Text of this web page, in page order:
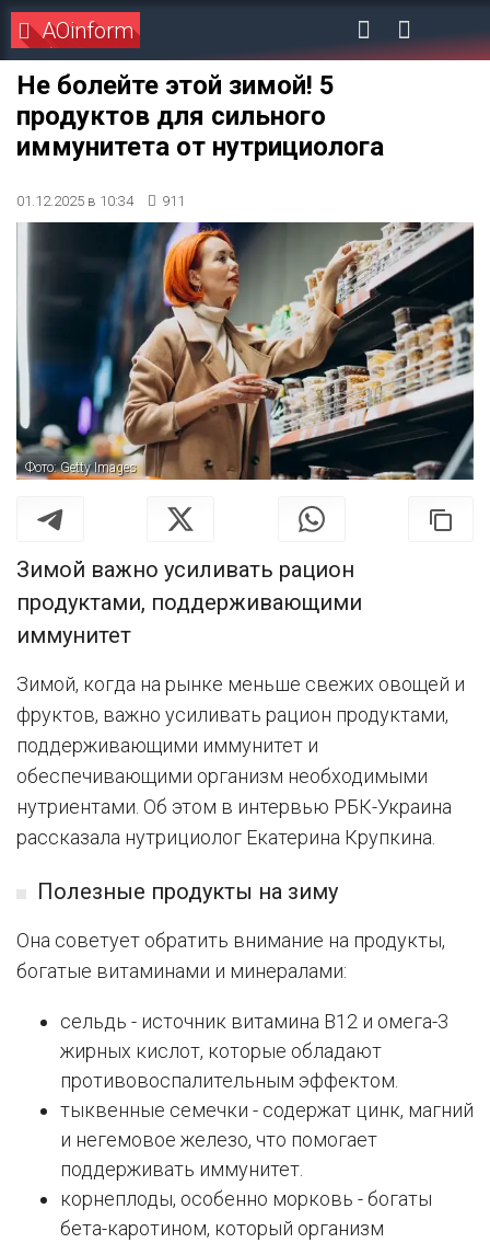
AOinform
Не болейте этой зимой! 5
продуктов для сильного
иммунитета от нутрициолога
01.12.2025 в 10:34 911
Фото: Getty Images
Зимой важно усиливать рацион
продуктами, поддерживающими
иммунитет
Зимой, когда на рынке меньше свежих овощей и
фруктов, важно усиливать рацион продуктами,
поддерживающими иммунитет и
обеспечивающими организм необходимыми
нутриентами. Об этом в интервью РБК-Украина
рассказала нутрициолог Екатерина Крупкина.
Полезные продукты на зиму
Она советует обратить внимание на продукты,
богатые витаминами и минералами:
сельдь - источник витамина B12 и омега-3
жирных кислот, которые обладают
противовоспалительным эффектом.
тыквенные семечки - содержат цинк, магний
и негемовое железо, что помогает
поддерживать иммунитет.
корнеплоды, особенно морковь - богаты
бета-каротином, который организм